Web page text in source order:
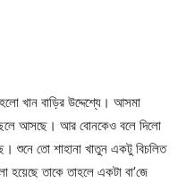
খান বাড়ির উদ্দেশ্যে। আসমা
ছেলে আসছে। আর বোনকেও বলে দিলো
শুনে তো শাহানা খাতুন একটু বিচলিত
হয়েছে তাকে তাহলে একটা বা’জে